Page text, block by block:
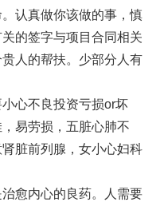
认真做你该做的事，慎
的签字与项目合同相关
人的帮扶。少部分人有
心不良投资亏损or坏
易劳损，五脏心肺不
脏前列腺，女小心妇科
愈内心的良药。人需要